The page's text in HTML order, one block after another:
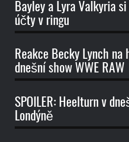
Bayley a Lyra Valkyria
účty v ringu
Reakce Becky Lynch na
dnešní show WWE RAW
SPOILER: Heelturn v
Londýně